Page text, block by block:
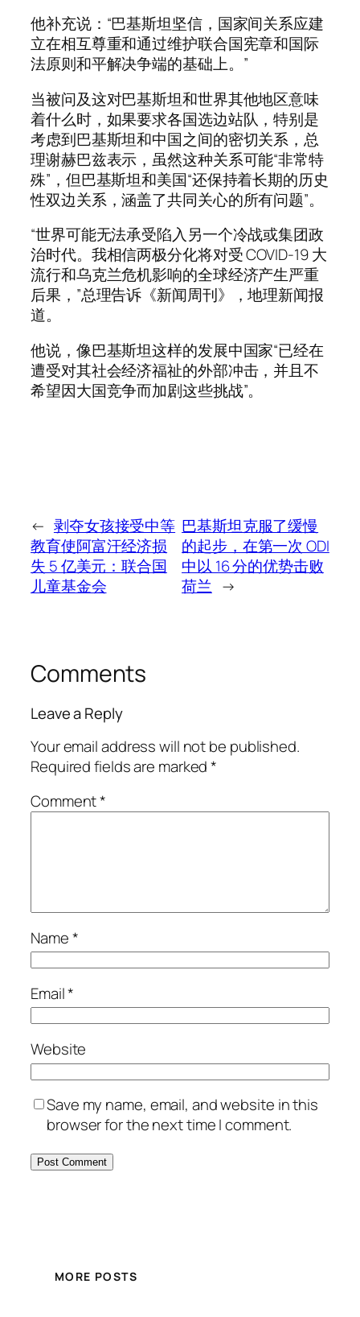
他补充说：“巴基斯坦坚信，国家间关系应建
立在相互尊重和通过维护联合国宪章和国际
法原则和平解决争端的基础上。”
当被问及这对巴基斯坦和世界其他地区意味
着什么时，如果要求各国选边站队，特别是
考虑到巴基斯坦和中国之间的密切关系，总
理谢赫巴兹表示，虽然这种关系可能“非常特
殊”，但巴基斯坦和美国“还保持着长期的历史
性双边关系，涵盖了共同关心的所有问题”。
“世界可能无法承受陷入另一个冷战或集团政
治时代。我相信两极分化将对受 COVID-19 大
流行和乌克兰危机影响的全球经济产生严重
后果，”总理告诉《新闻周刊》，地理新闻报
道。
他说，像巴基斯坦这样的发展中国家“已经在
遭受对其社会经济福祉的外部冲击，并且不
希望因大国竞争而加剧这些挑战”。
← 剥夺女孩接受中等
教育使阿富汗经济损
失 5 亿美元：联合国
儿童基金会
巴基斯坦克服了缓慢
的起步，在第一次 ODI
中以 16 分的优势击败
荷兰 →
Comments
Leave a Reply
Your email address will not be published.
Required fields are marked*
Comment*
Name*
Email*
Website
Save my name, email, and website in this
browser for the next time I comment.
MORE POSTS